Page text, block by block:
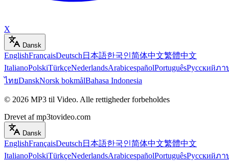
X
Dansk
EnglishFrançaisDeutsch 日本語한국인简体中文繁體中文
ItalianoPolskiTürkçeNederlandsArabicespañolPortuguêsРусскийภา
ไทยDanskNorsk bokmålBahasa Indonesia
© 2026 MP3 til Video. Alle rettigheder forbeholdes
Drevet af mp3tovideo.com
Dansk
EnglishFrançaisDeutsch 日本語한국인简体中文繁體中文
ItalianoPolskiTürkçeNederlandsArabicespañolPortuguêsРусскийภา